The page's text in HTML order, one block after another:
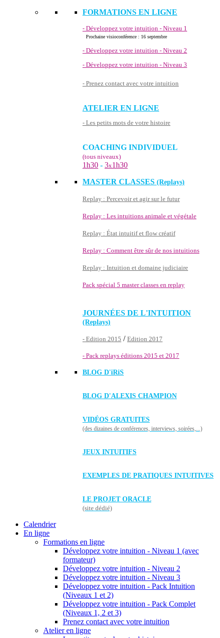
FORMATIONS EN LIGNE
- Développez votre intuition - Niveau 1
Prochaine visioconférence : 16 septembre
- Développez votre intuition - Niveau 2
- Développez votre intuition - Niveau 3
- Prenez contact avec votre intuition
ATELIER EN LIGNE
- Les petits mots de votre histoire
COACHING INDIVIDUEL
(tous niveaux)
1h30 - 3x1h30
MASTER CLASSES (Replays)
Replay : Percevoir et agir sur le futur
Replay : Les intuitions animale et végétale
Replay : État intuitif et flow créatif
Replay : Comment être sûr de nos intuitions
Replay : Intuition et domaine judiciaire
Pack spécial 5 master classes en replay
JOURNÉES DE L'INTUITION
(Replays)
- Edition 2015 / Edition 2017
- Pack replays éditions 2015 et 2017
BLOG D'iRiS
BLOG D'ALEXIS CHAMPION
VIDÉOS GRATUITES
(des dizaines de conférences, interviews, soirées,...)
JEUX INTUITIFS
EXEMPLES DE PRATIQUES INTUITIVES
LE PROJET ORACLE
(site dédié)
Calendrier
En ligne
Formations en ligne
Développez votre intuition - Niveau 1 (avec
formateur)
Développez votre intuition - Niveau 2
Développez votre intuition - Niveau 3
Développez votre intuition - Pack Intuition
(Niveaux 1 et 2)
Développez votre intuition - Pack Complet
(Niveaux 1, 2 et 3)
Prenez contact avec votre intuition
Atelier en ligne